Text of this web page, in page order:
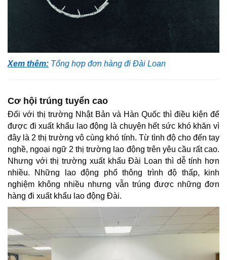
Xem thêm: Tổng hợp đơn hàng đi Đài Loan
Cơ hội trúng tuyển cao
Đối với thị trường Nhật Bản và Hàn Quốc thì điều kiện để
được đi xuất khẩu lao động là chuyện hết sức khó khăn vì
đây là 2 thị trường vô cùng khó tính. Từ tình độ cho đến tay
nghề, ngoại ngữ 2 thị trường lao động trên yêu cầu rất cao.
Nhưng với thị trường xuất khẩu Đài Loan thì dễ tính hơn
nhiều. Những lao động phổ thông trình độ thấp, kinh
nghiệm không nhiều nhưng vẫn trúng được những đơn
hàng đi xuất khẩu lao động Đài.